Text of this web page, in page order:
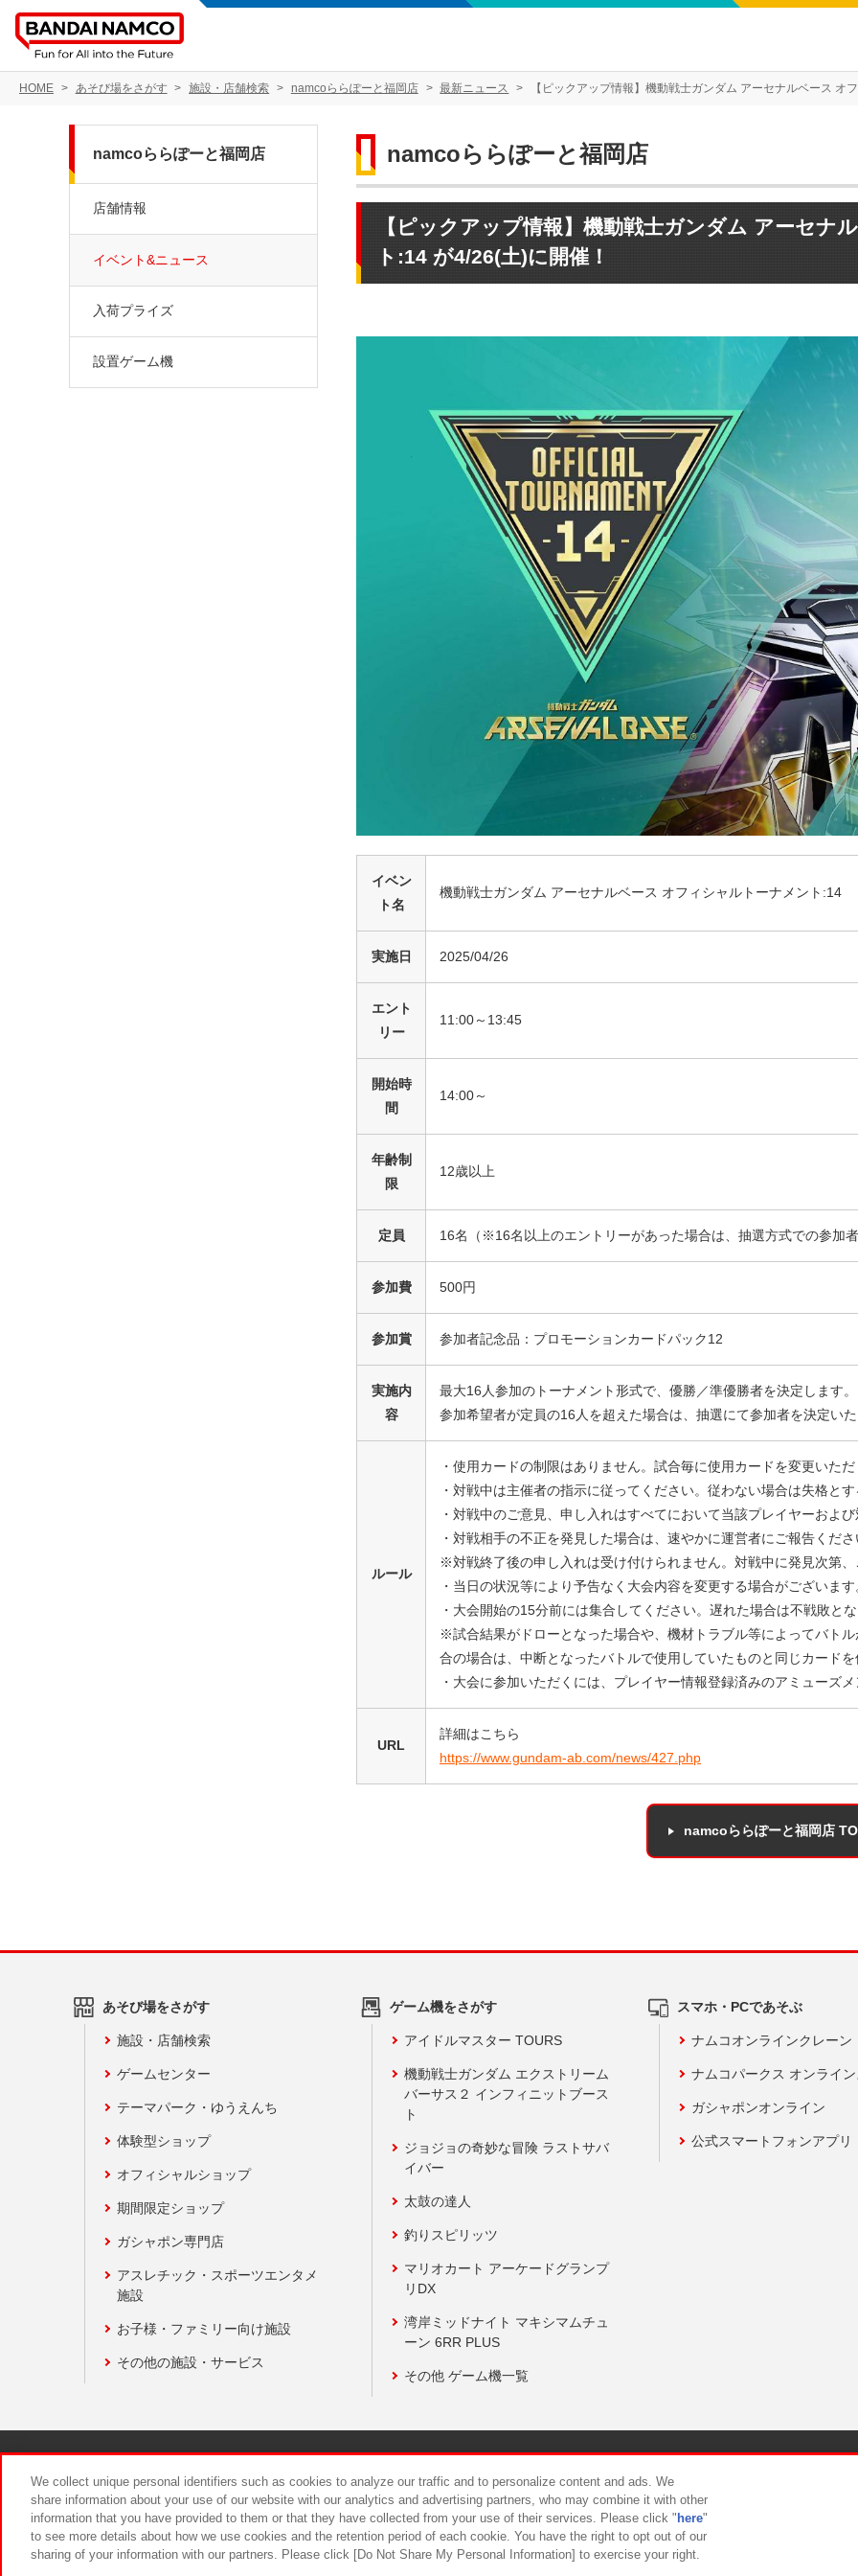
HOME あそび場をさがす 施設・店舗検索 namcoららぽーと福岡店 最新ニュース 【ピックアップ情報】機動戦士ガンダム アーセナルベース オ
namcoららぽーと福岡店
【ピックアップ情報】機動戦士ガンダム アーセナ
ト:14 が4/26(土)に開催！
イベン
ト名
機動戦士ガンダム アーセナルベース オフィシャルトーナメント:14
実施日 2025/04/26
エント
リー
11:00～13:45
開始時
間
14:00～
年齢制
限
12歳以上
定員 16名（※16名以上のエントリーがあった場合は、抽選方式での参加
参加費 500円
参加賞 参加者記念品：プロモーションカードパック12
実施内
容
最大16人参加のトーナメント形式で、優勝／準優勝者を決定します。
参加希望者が定員の16人を超えた場合は、抽選にて参加者を決定い
ルール
・使用カードの制限はありません。試合毎に使用カードを変更いた
・対戦中は主催者の指示に従ってください。従わない場合は失格と
・対戦中のご意見、申し入れはすべてにおいて当該プレイヤーおよ
・対戦相手の不正を発見した場合は、速やかに運営者にご報告くだ
※対戦終了後の申し入れは受け付けられません。対戦中に発見次第
・当日の状況等により予告なく大会内容を変更する場合がございま
・大会開始の15分前には集合してください。遅れた場合は不戦敗と
※試合結果がドローとなった場合や、機材トラブル等によってバト
合の場合は、中断となったバトルで使用していたものと同じカード
・大会に参加いただくには、プレイヤー情報登録済みのアミューズ
URL
詳細はこちら
https://www.gundam-ab.com/news/427.php
namcoららぽーと福岡店
namcoららぽーと福岡店
店舗情報
イベント&ニュース
入荷プライズ
設置ゲーム機
あそび場をさがす
施設・店舗検索
ゲームセンター
テーマパーク・ゆうえんち
体験型ショップ
オフィシャルショップ
期間限定ショップ
ガシャポン専門店
アスレチック・スポーツエンタメ
施設
お子様・ファミリー向け施設
その他の施設・サービス
ゲーム機をさがす
アイドルマスター TOURS
機動戦士ガンダム エクストリーム
バーサス２ インフィニットブース
ト
ジョジョの奇妙な冒険 ラストサバ
イバー
太鼓の達人
釣りスピリッツ
マリオカート アーケードグランプ
リDX
湾岸ミッドナイト マキシマムチュ
ーン 6RR PLUS
その他 ゲーム機一覧
スマホ・PCであそぶ
ナムコオンラインクレーン
ナムコパークス オンライ
ガシャポンオンライン
公式スマートフォンアプリ
食品のご提供について カスタマーハラスメント対応方針
We collect unique personal identifiers such as cookies to analyze our traffic and to personalize content and ads. We
share information about your use of our website with our analytics and advertising partners, who may combine it with other
information that you have provided to them or that they have collected from your use of their services. Please click " here"
to see more details about how we use cookies and the retention period of each cookie. You have the right to opt out of our
sharing of your information with our partners. Please click [Do Not Share My Personal Information] to exercise your right.